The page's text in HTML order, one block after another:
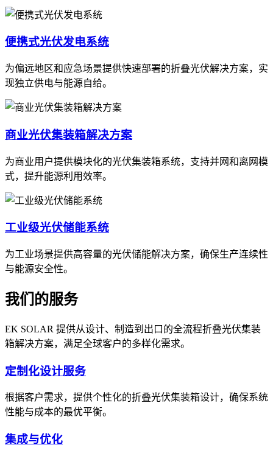
便携式光伏发电系统
为偏远地区和应急场景提供快速部署的折叠光伏解决方案，实
现独立供电与能源自给。
商业光伏集装箱解决方案
为商业用户提供模块化的光伏集装箱系统，支持并网和离网模
式，提升能源利用效率。
工业级光伏储能系统
为工业场景提供高容量的光伏储能解决方案，确保生产连续性
与能源安全性。
我们的服务
EK SOLAR 提供从设计、制造到出口的全流程折叠光伏集装
箱解决方案，满足全球客户的多样化需求。
定制化设计服务
根据客户需求，提供个性化的折叠光伏集装箱设计，确保系统
性能与成本的最优平衡。
集成与优化